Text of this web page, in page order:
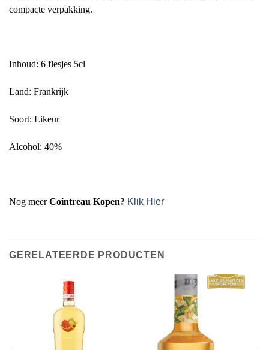
compacte verpakking.
Inhoud: 6 flesjes 5cl
Land: Frankrijk
Soort: Likeur
Alcohol: 40%
Nog meerCointreau Kopen? Klik Hier
GERELATEERDE PRODUCTEN